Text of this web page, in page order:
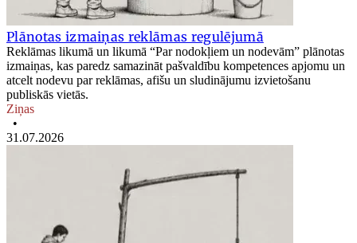
Plānotas izmaiņas reklāmas regulējumā
Reklāmas likumā un likumā “Par nodokļiem un nodevām” plānotas
izmaiņas, kas paredz samazināt pašvaldību kompetences apjomu un
atcelt nodevu par reklāmas, afišu un sludinājumu izvietošanu
publiskās vietās.
Ziņas
•
31.07.2026